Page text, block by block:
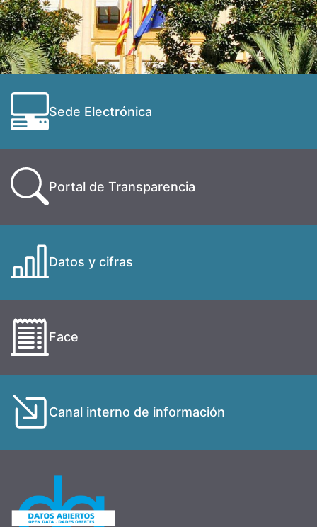
Sede Electrónica
Portal de Transparencia
Datos y cifras
Face
Canal interno de información